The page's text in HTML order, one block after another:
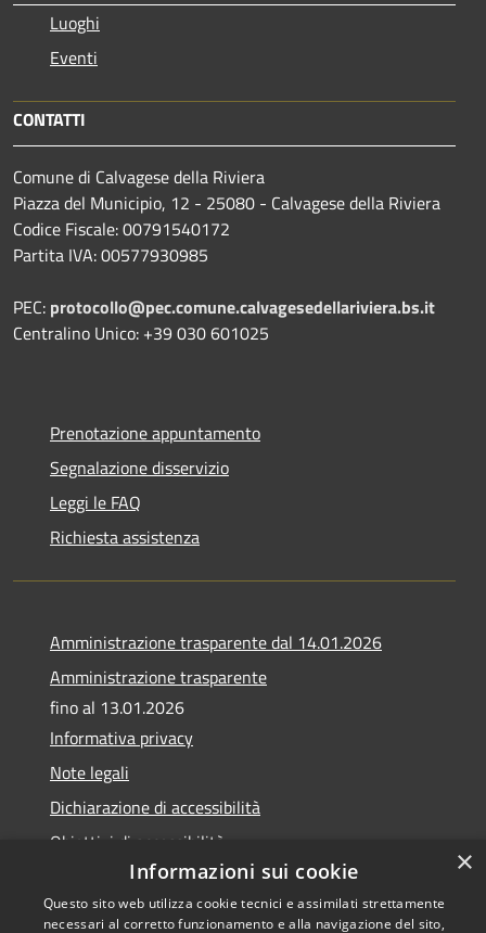
Luoghi
Eventi
CONTATTI
Comune di Calvagese della Riviera
Piazza del Municipio, 12 - 25080 - Calvagese della Riviera
Codice Fiscale: 00791540172
Partita IVA: 00577930985
PEC: protocollo@pec.comune.calvagesedellariviera.bs.it
Centralino Unico: +39 030 601025
Prenotazione appuntamento
Segnalazione disservizio
Leggi le FAQ
Richiesta assistenza
Amministrazione trasparente dal 14.01.2026
Amministrazione trasparente
fino al 13.01.2026
Informativa privacy
Note legali
Dichiarazione di accessibilità
Obiettivi di accessibilità
×
Informazioni sui cookie
Questo sito web utilizza cookie tecnici e assimilati strettamente
necessari al corretto funzionamento e alla navigazione del sito,